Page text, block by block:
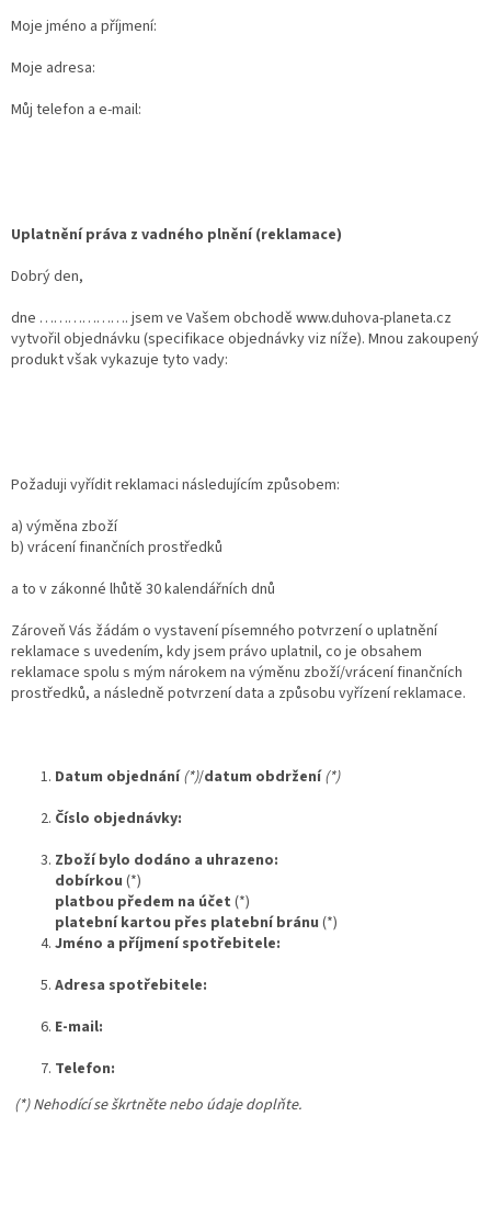
Moje jméno a příjmení:
Moje adresa:
Můj telefon a e-mail:
Uplatnění práva z vadného plnění (reklamace)
Dobrý den,
dne ………………. jsem ve Vašem obchodě www.duhova-planeta.cz
vytvořil objednávku (specifikace objednávky viz níže). Mnou zakoupený
produkt však vykazuje tyto vady:
Požaduji vyřídit reklamaci následujícím způsobem:
a) výměna zboží
b) vrácení finančních prostředků
a to v zákonné lhůtě 30 kalendářních dnů
Zároveň Vás žádám o vystavení písemného potvrzení o uplatnění
reklamace s uvedením, kdy jsem právo uplatnil, co je obsahem
reklamace spolu s mým nárokem na výměnu zboží/vrácení finančních
prostředků, a následně potvrzení data a způsobu vyřízení reklamace.
Datum objednání (*)/datum obdržení (*)
Číslo objednávky:
Zboží bylo dodáno a uhrazeno:
dobírkou (*)
platbou předem na účet (*)
platební kartou přes platební bránu (*)
Jméno a příjmení spotřebitele:
Adresa spotřebitele:
E-mail:
Telefon:
(*) Nehodící se škrtněte nebo údaje doplňte.